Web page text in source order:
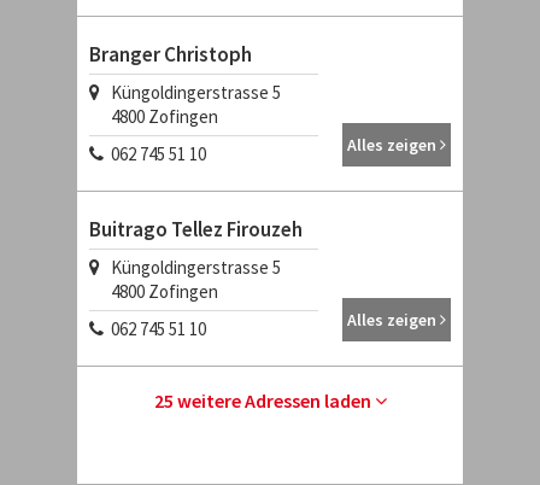
Branger Christoph
Küngoldingerstrasse 5
4800 Zofingen
062 745 51 10
Alles zeigen
Buitrago Tellez Firouzeh
Küngoldingerstrasse 5
4800 Zofingen
062 745 51 10
Alles zeigen
25 weitere Adressen laden